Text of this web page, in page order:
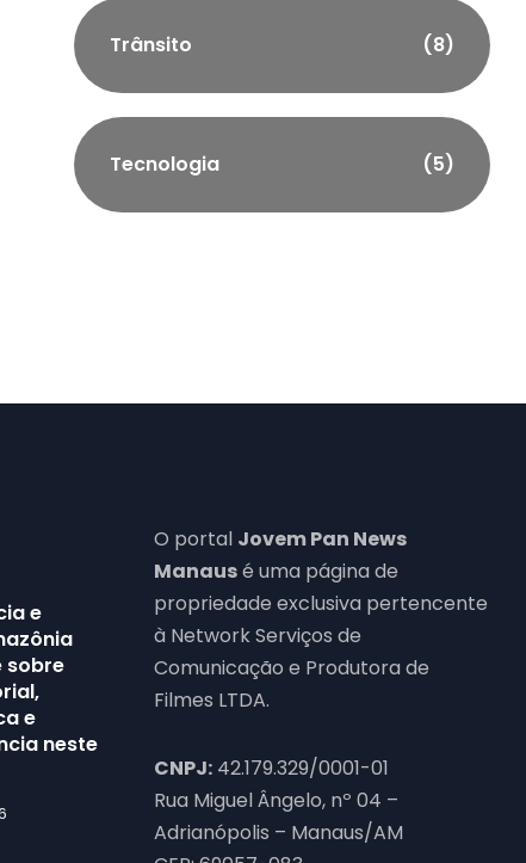
Trânsito (8)
Tecnologia (5)
e
sobre
e
neste
O portal Jovem Pan News
Manausé uma página de
propriedade exclusiva pertencente
à Network Serviços de
Comunicação e Produtora de
Filmes LTDA.
CNPJ:42.179.329/0001-01
Rua Miguel Ângelo, nº 04 –
Adrianópolis – Manaus/AM